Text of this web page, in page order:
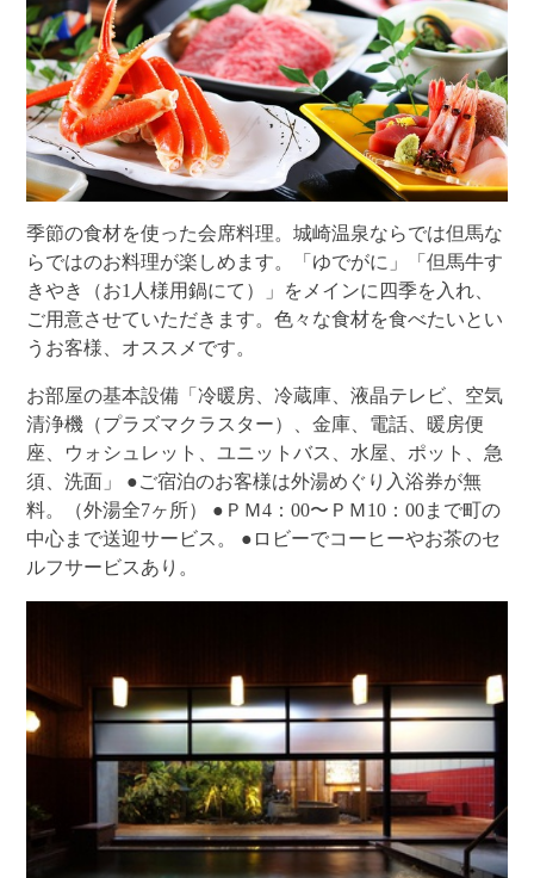
季節の食材を使った会席料理。城崎温泉ならでは但馬な
らではのお料理が楽しめます。「ゆでがに」「但馬牛す
きやき（お1人様用鍋にて）」をメインに四季を入れ、
ご用意させていただきます。色々な食材を食べたいとい
うお客様、オススメです。
お部屋の基本設備「冷暖房、冷蔵庫、液晶テレビ、空気
清浄機（プラズマクラスター）、金庫、電話、暖房便
座、ウォシュレット、ユニットバス、水屋、ポット、急
須、洗面」 ●ご宿泊のお客様は外湯めぐり入浴券が無
料。（外湯全7ヶ所） ●ＰＭ4：00〜ＰＭ10：00まで町の
中心まで送迎サービス。 ●ロビーでコーヒーやお茶のセ
ルフサービスあり。